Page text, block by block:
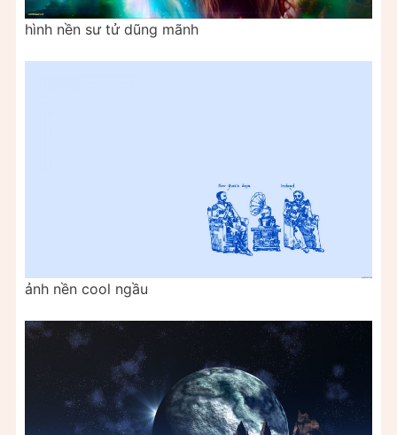
hình nền sư tử dũng mãnh
ảnh nền cool ngầu